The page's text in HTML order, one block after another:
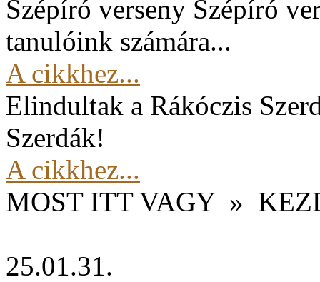
Szépíró verseny Szépíró
tanulóink számára...
A cikkhez...
Elindultak a Rákóczis
Szerdák!
A cikkhez...
MOST ITT VAGY »
25.01.31.